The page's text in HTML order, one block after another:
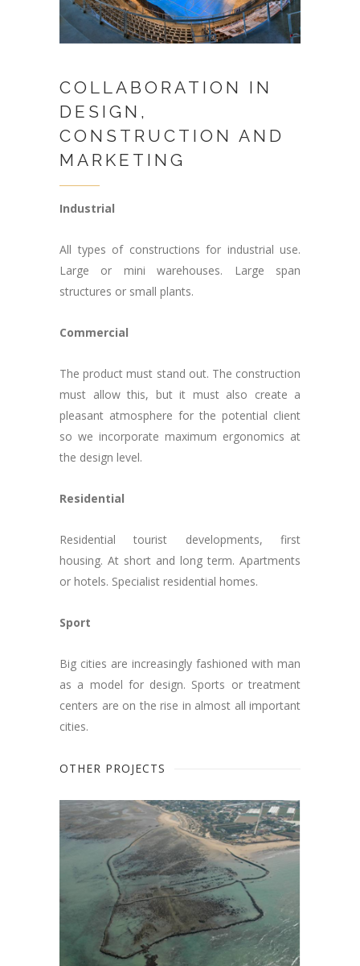
COLLABORATION IN
DESIGN,
CONSTRUCTION AND
MARKETING
Industrial
All types of constructions for industrial use.
Large or mini warehouses. Large span
structures or small plants.
Commercial
The product must stand out. The construction
must allow this, but it must also create a
pleasant atmosphere for the potential client
so we incorporate maximum ergonomics at
the design level.
Residential
Residential tourist developments, first
housing. At short and long term. Apartments
or hotels. Specialist residential homes.
Sport
Big cities are increasingly fashioned with man
as a model for design. Sports or treatment
centers are on the rise in almost all important
cities.
OTHER PROJECTS
REPARACIÓN DE LOS CORRALES DE
PESCA DE MONTIJO. T.M. CHIPIONA
(CÁDIZ)
BSK Enviroment